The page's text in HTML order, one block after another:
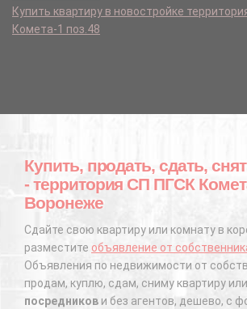
Купить квартиру в новостройке
Комета-1 поз.48
Купить, продать, сдать,
- территория СП ПГСК
Воронеже
Сдайте свою квартиру или комнату в
разместите объявление от
Объявления по недвижимости от
продам, куплю, сдам, сниму квартиру
посредников и без агентов, дешево, с